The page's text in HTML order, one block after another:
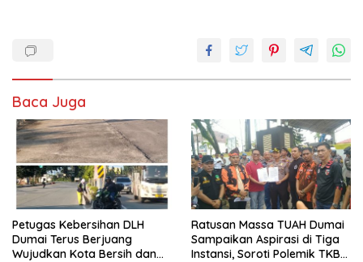
Baca Juga
Petugas Kebersihan DLH
Dumai Terus Berjuang
Wujudkan Kota Bersih dan
Ratusan Massa TUAH Dumai
Sampaikan Aspirasi di Tiga
Instansi, Soroti Polemik TKBM